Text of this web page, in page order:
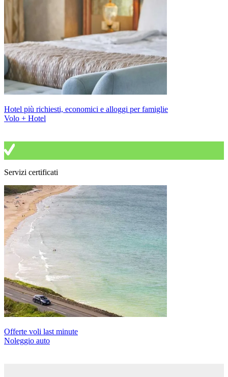
Hotel più richiesti, economici e alloggi per famiglie
Volo + Hotel
Servizi certificati
Offerte voli last minute
Noleggio auto